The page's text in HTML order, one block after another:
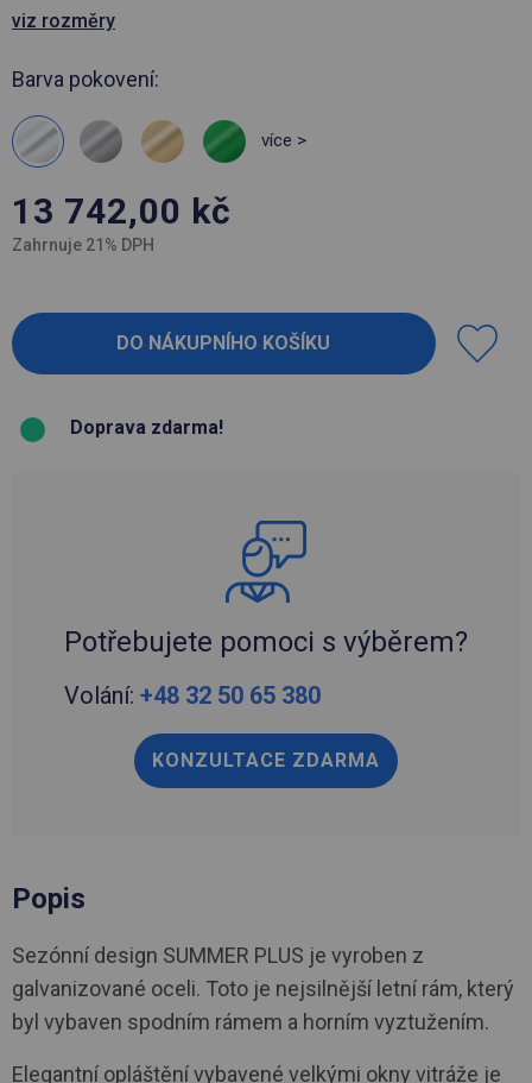
viz rozměry
Barva pokovení:
více >
13 742,00 kč
Zahrnuje 21% DPH
Doprava zdarma!
Potřebujete pomoci s výběrem?
Volání: +48 32 50 65 380
KONZULTACE ZDARMA
Popis
Sezónní design SUMMER PLUS je vyroben z
galvanizované oceli. Toto je nejsilnější letní rám, který
byl vybaven spodním rámem a horním vyztužením.
Elegantní opláštění vybavené velkými okny vitráže je